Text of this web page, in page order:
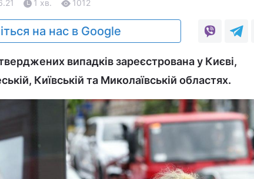
1 хв. 1012
на нас в Google
випадків зареєстрована у Києві,
Київській та Миколаївській областях.